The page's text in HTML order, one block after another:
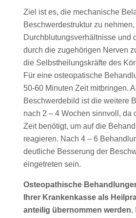
Ziel ist es, die mechanische
Beschwerdestruktur zu
Durchblutungsverhältnisse und
durch die zugehörigen Nerven
die Selbstheilungskräfte des
Für eine osteopatische
50-60 Minuten Zeit mitbringen.
Beschwerdebild ist die weitere
nach 2 – 4 Wochen sinnvoll, da
Zeit benötigt, um auf die
reagieren. Nach 4 – 6
deutliche Besserung der
eingetreten sein.
Osteopathische
Ihrer Krankenkasse als
anteilig übernommen werden.